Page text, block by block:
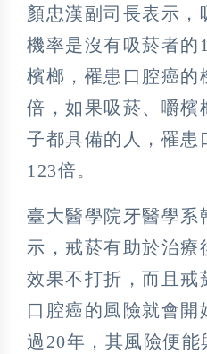
顏忠漢副司長表示，
機率是沒有吸菸者的
檳榔，罹患口腔癌的
倍，如果吸菸、嚼檳
子都具備的人，罹患
123倍。
臺大醫學院牙醫學系
示，戒菸有助於治療
效果不打折，而且戒
口腔癌的風險就會開
過20年，其風險便能